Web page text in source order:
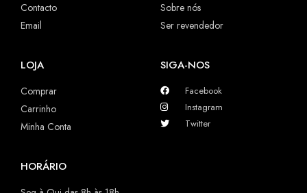
Contacto
Email
Sobre nós
Ser revendedor
LOJA
Comprar
Carrinho
Minha Conta
SIGA-NOS
Facebook
Instagram
Twitter
HORÁRIO